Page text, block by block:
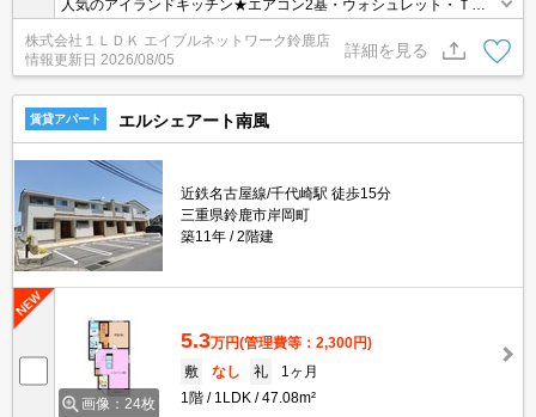
人気のアイランドキッチン★エアコン2基・ウォシュレット・ＴＶ
ドアホン等付いて設備充実★
株式会社１ＬＤＫ エイブルネットワーク鈴鹿店
情報更新日 2026/08/05
詳細を見る
賃貸アパート エルシェアート南風
近鉄名古屋線/千代崎駅 徒歩15分
三重県鈴鹿市岸岡町
築11年
2階建
画像：24枚
5.3万円(管理費等：2,300円)
敷
なし 礼
1ヶ月
1階
1LDK 47.08m²